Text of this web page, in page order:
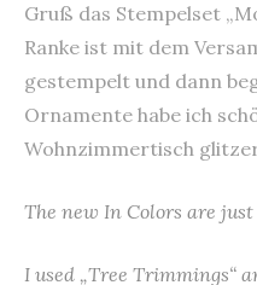
Gruß das Stempelset
Ranke ist mit dem
gestempelt und dann
Ornamente habe ich
Wohnzimmertisch
The new In Colors are
I used „Tree Trimmings“